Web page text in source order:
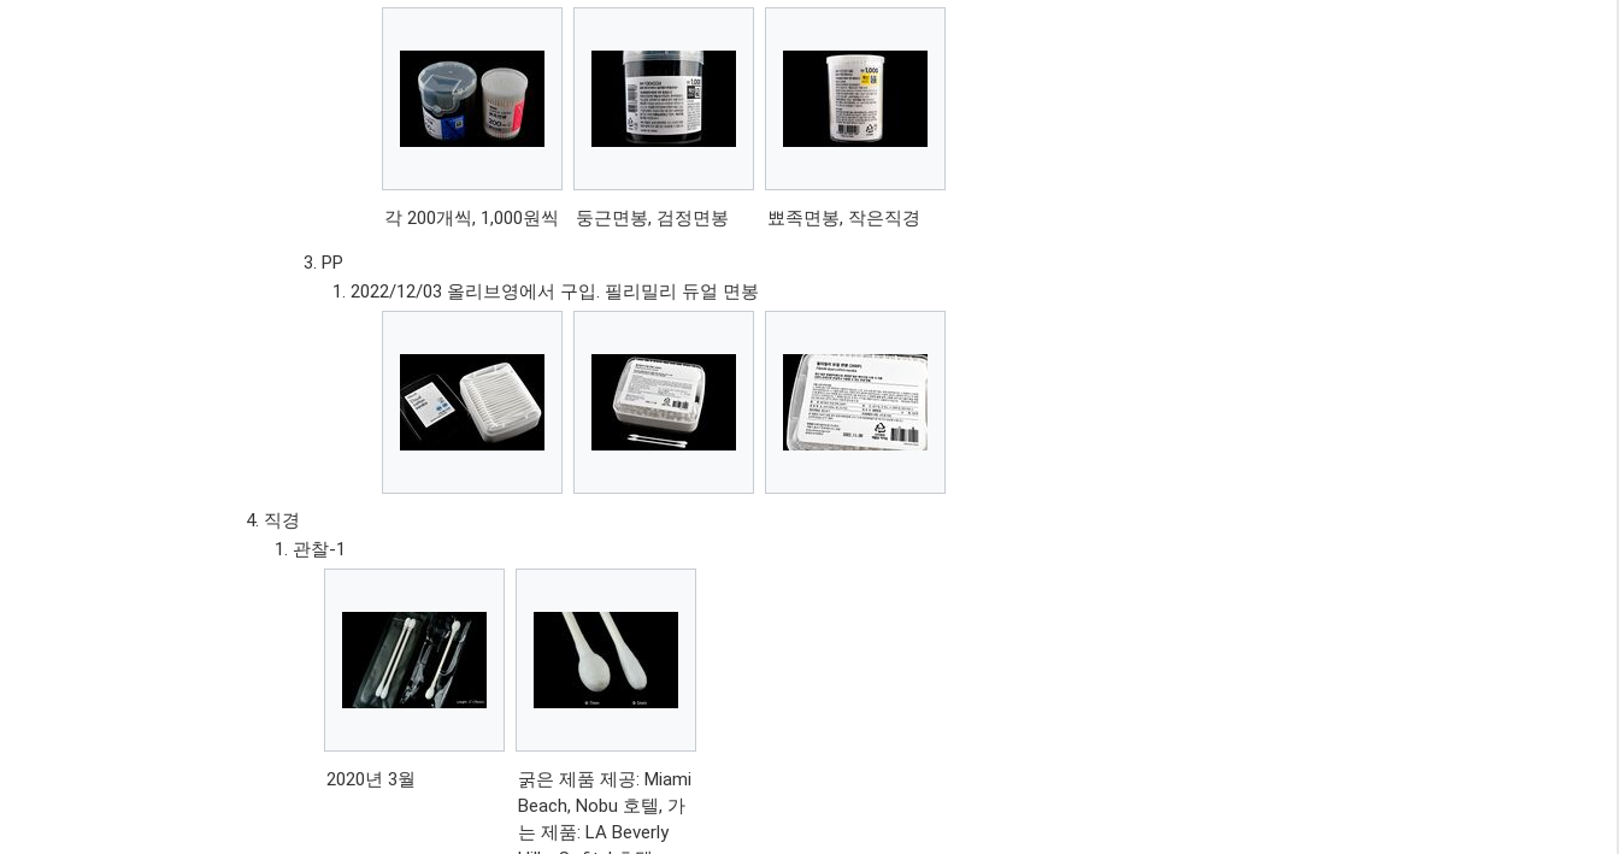
각 200개씩, 1,000원씩 둥근면봉, 검정면봉 뾰족면봉, 작은직경
PP
2022/12/03 올리브영에서 구입. 필리밀리 듀얼 면봉
직경
관찰-1
2020년 3월
굵은 제품 제공: Miami
Beach, Nobu 호텔, 가
는 제품: LA Beverly